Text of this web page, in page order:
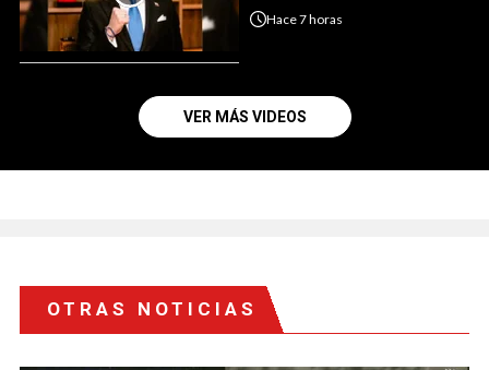
Hace7 horas
VER MÁS VIDEOS
OTRAS NOTICIAS